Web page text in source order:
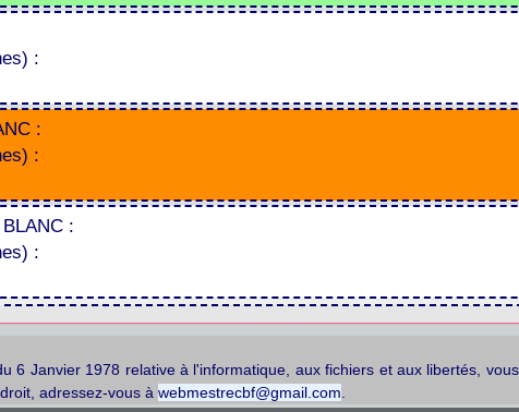
:
:
:
:
:
6 Janvier 1978 relative à l'informatique, aux fichiers et aux libertés,
adressez-vous à webmestrecbf@gmail.com